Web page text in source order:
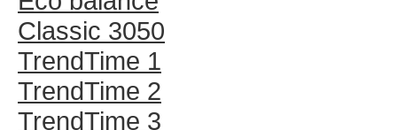
Classic 3050
TrendTime 1
TrendTime 2
TrendTime 3